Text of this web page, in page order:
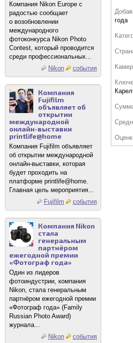
Компания Nikon Europe с
радостью сообщает
о возобновлении
международного
фотоконкурса Nikon Photo
Contest, который проводится
среди профессиональных...
Nikon
события
Компания
Fujifilm
объявляет об
открытии
международной
онлайн-выставки
printlife@home
Компания Fujifilm объявляет
об открытии международной
онлайн-выставки, которая
будет проходить на
платформе printlife@home.
Главная цель мероприятия...
Fujifilm
события
Компания Nikon
стала
генеральным
партнёром
ежегодной премии
«Фотограф года»
Один из лидеров
фотоиндустрии, компания
Nikon, стала генеральным
партнёром ежегодной премии
«Фотограф года» (Family
Russian Photo Award)
журнала...
Nikon
события
года